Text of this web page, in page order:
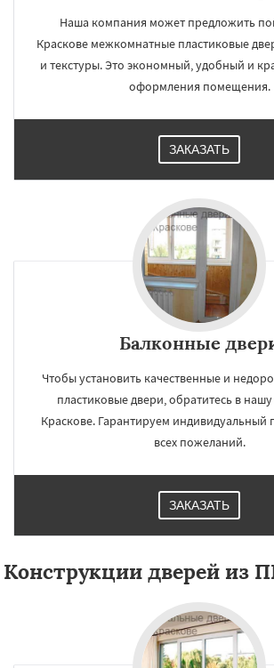
Наша компания может предложить
Краскове межкомнатные пластиковые
и текстуры. Это экономный, удобный и
оформления помещения.
ЗАКАЗАТЬ
Балконные
Чтобы установить качественные и
пластиковые двери, обратитесь в
Краскове. Гарантируем индивидуальный
всех пожеланий.
ЗАКАЗАТЬ
Конструкции дверей из